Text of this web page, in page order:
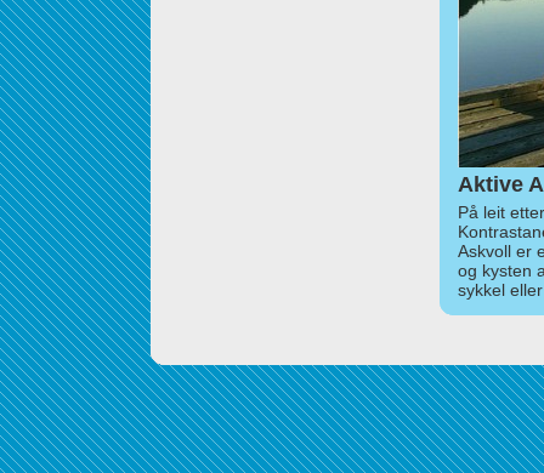
Aktive
På leit
Askvoll er
og kysten
sykkel